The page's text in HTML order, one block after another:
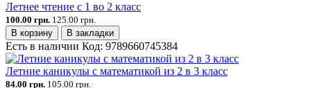
Летнее чтение с 1 во 2 класс
100.00 грн. 125.00 грн.
В корзину
В закладки
Есть в наличии Код: 9789660745384
Летние каникулы с математикой из 2 в 3 класс
84.00 грн. 105.00 грн.